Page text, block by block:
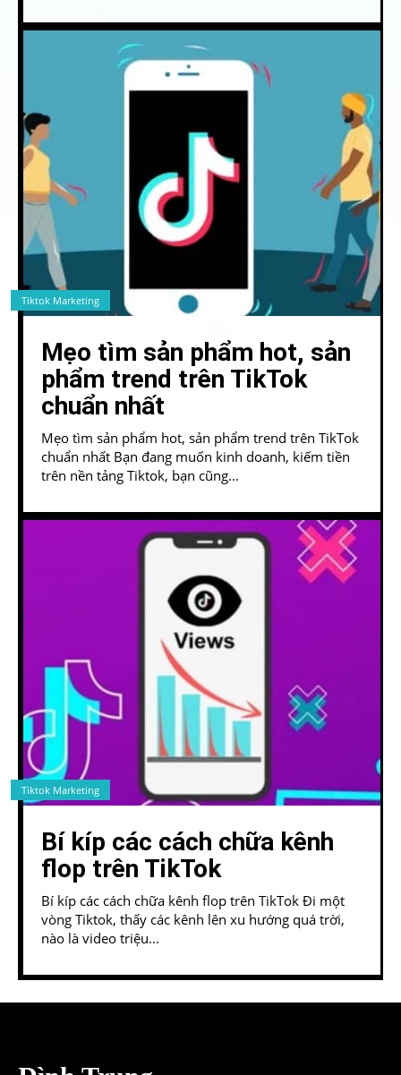
Tiktok Marketing
Mẹo tìm sản phẩm hot, sản
phẩm trend trên TikTok
chuẩn nhất
Mẹo tìm sản phẩm hot, sản phẩm trend trên TikTok
chuẩn nhất Bạn đang muốn kinh doanh, kiếm tiền
trên nền tảng Tiktok, bạn cũng...
Tiktok Marketing
Bí kíp các cách chữa kênh
flop trên TikTok
Bí kíp các cách chữa kênh flop trên TikTok Đi một
vòng Tiktok, thấy các kênh lên xu hướng quá trời,
nào là video triệu...